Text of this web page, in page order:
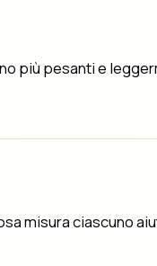
più pesanti e
misura ciascuno